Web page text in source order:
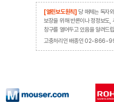
[열린보도원칙] 당 매체는 독자
보장을 위해 반론이나 정정보도,
창구를 열어두고 있음을 알려드
고충처리인 배종인 02-